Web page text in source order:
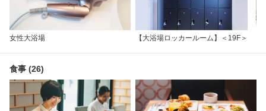
女性大浴場 【大浴場ロッカールーム】＜19F＞
食事 (26)